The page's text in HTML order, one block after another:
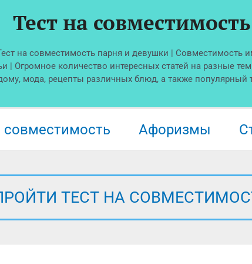
Тест на совместимость
на совместимость парня и девушки | Совместимость
| Огромное количество интересных статей на разные
мода, рецепты различных блюд, а также популярный
совместимость Афоризмы
ТЕСТ НА